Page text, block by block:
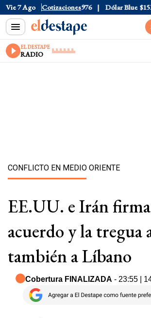
Vie 7 Ago Cotizaciones
Dólar Tarjeta $1976 Dólar Blue $1530
EL DESTAPE
RADIO
CONFLICTO EN MEDIO ORIENTE
EE.UU. e Irán
acuerdo y la tregua
también a Líbano
Cobertura FINALIZADA - 23:55 |